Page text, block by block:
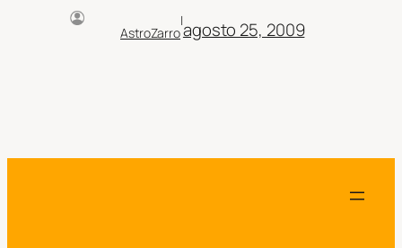
AstroZarro
|agosto 25, 2009